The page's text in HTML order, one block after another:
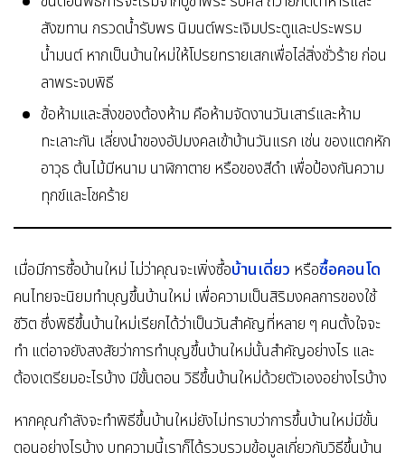
สังฆทาน กรวดน้ำรับพร นิมนต์พระเจิมประตูและประพรม
น้ำมนต์ หากเป็นบ้านใหม่ให้โปรยทรายเสกเพื่อไล่สิ่งชั่วร้าย ก่อน
ลาพระจบพิธี
ข้อห้ามและสิ่งของต้องห้าม คือห้ามจัดงานวันเสาร์และห้าม
ทะเลาะกัน เลี่ยงนำของอัปมงคลเข้าบ้านวันแรก เช่น ของแตกหัก
อาวุธ ต้นไม้มีหนาม นาฬิกาตาย หรือของสีดำ เพื่อป้องกันความ
ทุกข์และโชคร้าย
เมื่อมีการซื้อบ้านใหม่ ไม่ว่าคุณจะเพิ่งซื้อบ้านเดี่ยว หรือซื้อคอนโด
คนไทยจะนิยมทำบุญขึ้นบ้านใหม่ เพื่อความเป็นสิริมงคลการของใช้
ชีวิต ซึ่งพิธีขึ้นบ้านใหม่เรียกได้ว่าเป็นวันสำคัญที่หลาย ๆ คนตั้งใจจะ
ทำ แต่อาจยังสงสัยว่าการทำบุญขึ้นบ้านใหม่นั้นสำคัญอย่างไร และ
ต้องเตรียมอะไรบ้าง มีขั้นตอน วิธีขึ้นบ้านใหม่ด้วยตัวเองอย่างไรบ้าง
หากคุณกำลังจะทำพิธีขึ้นบ้านใหม่ยังไม่ทราบว่าการขึ้นบ้านใหม่มีขั้น
ตอนอย่างไรบ้าง บทความนี้เราก็ได้รวบรวมข้อมูลเกี่ยวกับวิธีขึ้นบ้าน